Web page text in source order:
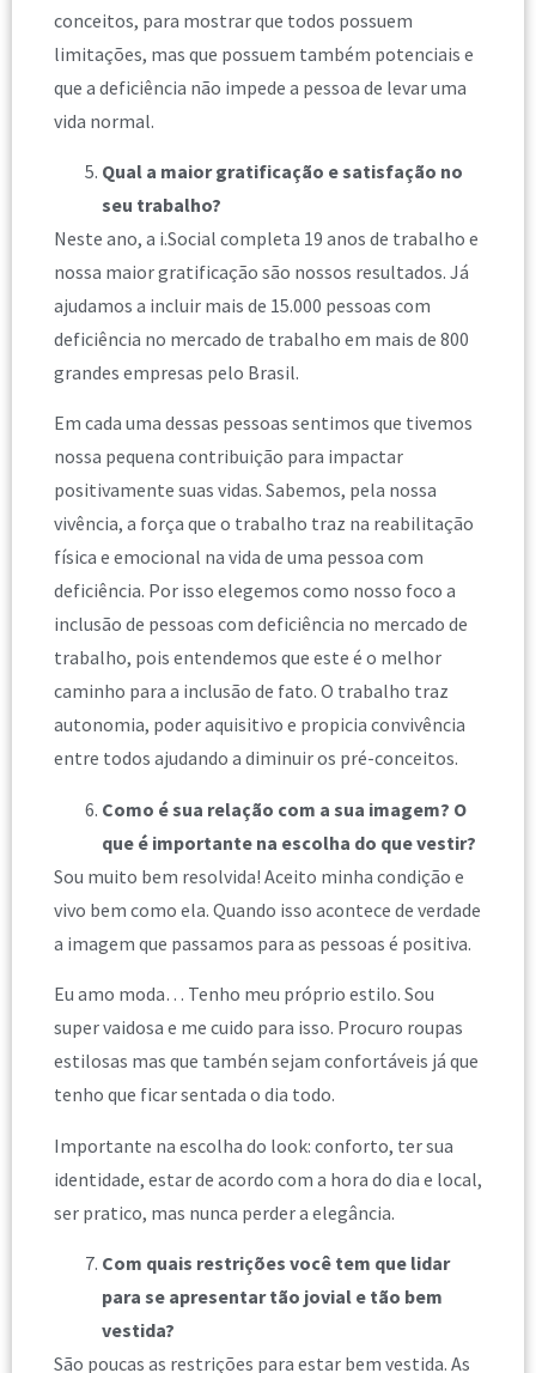
conceitos, para mostrar que todos possuem
limitações, mas que possuem também potenciais e
que a deficiência não impede a pessoa de levar uma
vida normal.
Qual a maior gratificação e satisfação no
seu trabalho?
Neste ano, a i.Social completa 19 anos de trabalho e
nossa maior gratificação são nossos resultados. Já
ajudamos a incluir mais de 15.000 pessoas com
deficiência no mercado de trabalho em mais de 800
grandes empresas pelo Brasil.
Em cada uma dessas pessoas sentimos que tivemos
nossa pequena contribuição para impactar
positivamente suas vidas. Sabemos, pela nossa
vivência, a força que o trabalho traz na reabilitação
física e emocional na vida de uma pessoa com
deficiência. Por isso elegemos como nosso foco a
inclusão de pessoas com deficiência no mercado de
trabalho, pois entendemos que este é o melhor
caminho para a inclusão de fato. O trabalho traz
autonomia, poder aquisitivo e propicia convivência
entre todos ajudando a diminuir os pré-conceitos.
Como é sua relação com a sua imagem? O
que é importante na escolha do que vestir?
Sou muito bem resolvida! Aceito minha condição e
vivo bem como ela. Quando isso acontece de verdade
a imagem que passamos para as pessoas é positiva.
Eu amo moda… Tenho meu próprio estilo. Sou
super vaidosa e me cuido para isso. Procuro roupas
estilosas mas que tambén sejam confortáveis já que
tenho que ficar sentada o dia todo.
Importante na escolha do look: conforto, ter sua
identidade, estar de acordo com a hora do dia e local,
ser pratico, mas nunca perder a elegância.
Com quais restrições você tem que lidar
para se apresentar tão jovial e tão bem
vestida?
São poucas as restrições para estar bem vestida. As